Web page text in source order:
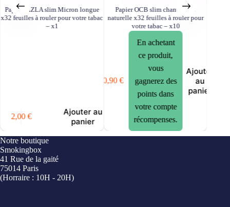
Papier RIZLA slim Micron longue
x32 feuilles à rouler pour votre tabac
– x1
2,00€
Ajouter au
panier
Papier OCB slim chanvre bio
naturelle x32 feuilles à rouler pour
votre tabac – x10
10,90€
En achetant
ce produit,
vous
gagnerez des
points dans
votre compte
récompenses.
Ajouter
au
panier
23,75
Notre boutique
Smokingbox
41 Rue de la gaité
75014 Paris
(Horraire : 10H - 20H)